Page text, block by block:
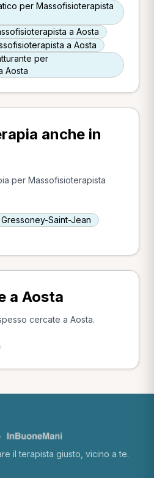
per Massofisioterapista
a Aosta
a Aosta
per
Aosta
anche in
per Massofisioterapista
Gressoney-Saint-Jean
a Aosta
cercate a Aosta.
il terapista giusto, vicino a te.